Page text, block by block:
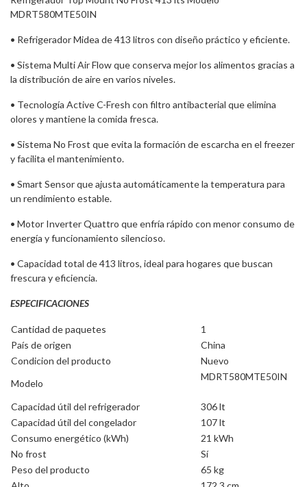
MDRT580MTE50IN
• Refrigerador Midea de 413 litros con diseño práctico y eficiente.
• Sistema Multi Air Flow que conserva mejor los alimentos gracias a
la distribución de aire en varios niveles.
• Tecnología Active C-Fresh con filtro antibacterial que elimina
olores y mantiene la comida fresca.
• Sistema No Frost que evita la formación de escarcha en el freezer
y facilita el mantenimiento.
• Smart Sensor que ajusta automáticamente la temperatura para
un rendimiento estable.
• Motor Inverter Quattro que enfría rápido con menor consumo de
energía y funcionamiento silencioso.
• Capacidad total de 413 litros, ideal para hogares que buscan
frescura y eficiencia.
ESPECIFICACIONES
Cantidad de paquetes
1
País de origen
China
Condicion del producto
Nuevo
Modelo
MDRT580MTE50IN
Capacidad útil del refrigerador
306 lt
Capacidad útil del congelador
107 lt
Consumo energético (kWh)
21 kWh
No frost
Sí
Peso del producto
65 kg